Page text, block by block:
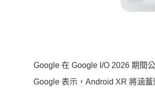
Google 在 Google I/O 2026 期間
Google 表示，Android XR 將涵